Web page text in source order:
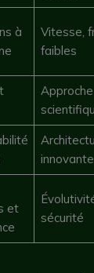
à
Vitesse,
faibles
Approche
innovante
et
sécurité